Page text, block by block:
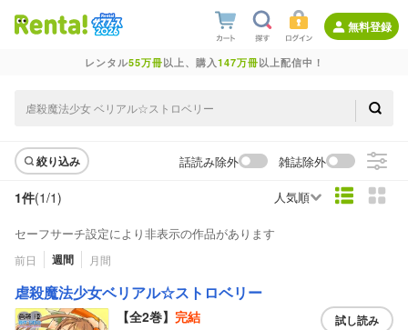
無料登録
レンタル55万冊以上、購入147万冊以上配信中！
絞り込み 話読み除外 雑誌除外
1件(1/1) 人気順
セーフサーチ設定により非表示の作品があります
前日 週間 月間
虐殺魔法少女ベリアル☆ストロベリー
【全2巻】 完結 試し読み